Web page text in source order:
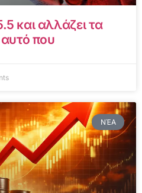
και αλλάζει τα
που
ΝΈΑ